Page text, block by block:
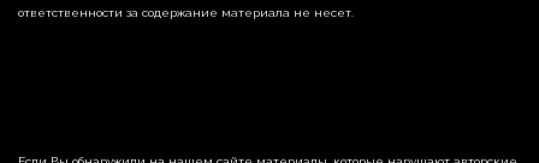
ответственности за содержание материала не несет.